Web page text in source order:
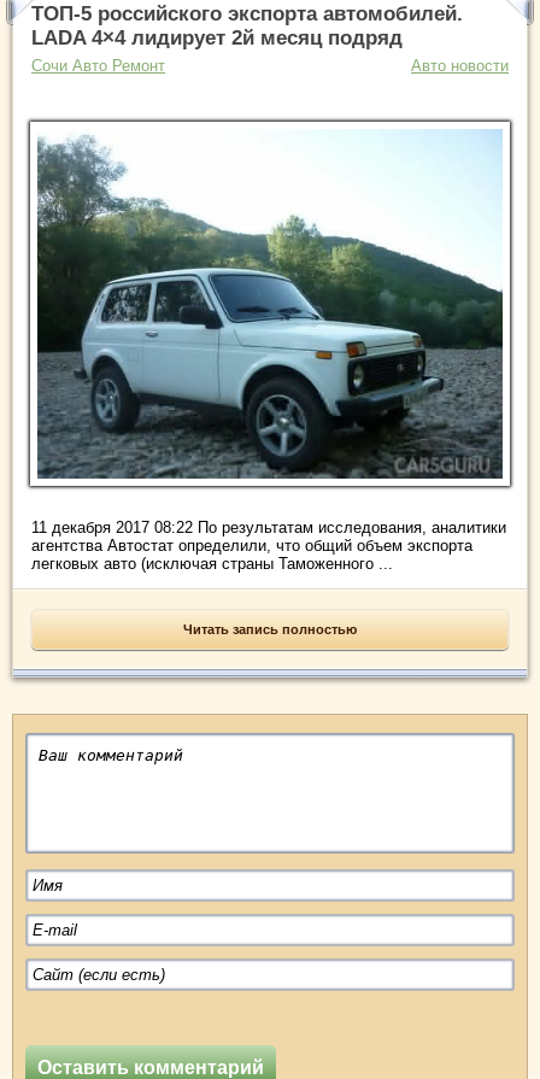
ТОП-5 российского экспорта автомобилей.
LADA 4×4 лидирует 2й месяц подряд
Сочи Авто Ремонт Авто новости
11 декабря 2017 08:22 По результатам исследования, аналитики
агентства Автостат определили, что общий объем экспорта
легковых авто (исключая страны Таможенного ...
Читать запись полностью